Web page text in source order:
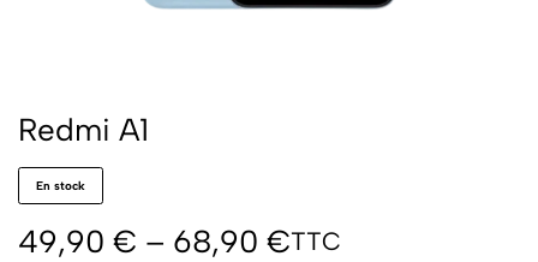
Redmi A1
En stock
49,90 € – 68,90 €TTC